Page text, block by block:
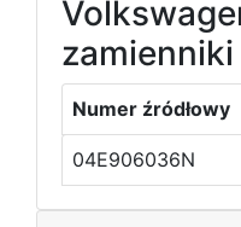
zamienniki
Numer źródłowy
04E906036N